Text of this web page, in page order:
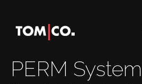
PERM System